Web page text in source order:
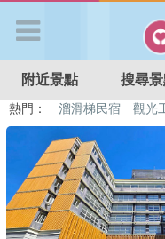
APP登入
首 頁
搜尋景點
附近景點 搜尋
熱門： 溜滑梯民宿 觀光
特色遊戲場
親子住房優惠